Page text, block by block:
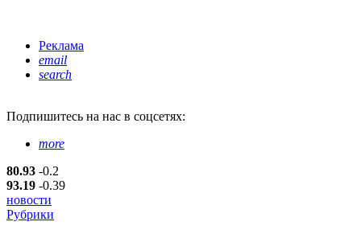
Реклама
email
search
Подпишитесь на нас в соцсетях:
more
80.93 -0.2
93.19 -0.39
новости
Рубрики